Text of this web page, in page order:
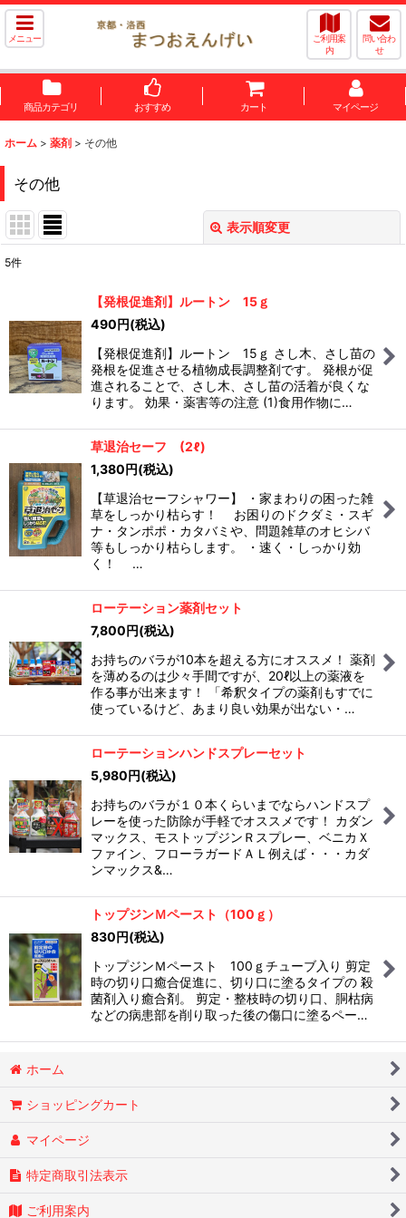
メニュー
ご利用案
内
問い合わ
せ
商品カテゴリ おすすめ カート マイページ
ホーム > 薬剤 > その他
その他
表示順変更
並び順:
絞り込む
5件
【発根促進剤】ルートン 15ｇ
490円(税込)
【発根促進剤】ルートン 15ｇ さし木、さし苗の
発根を促進させる植物成長調整剤です。 発根が促
進されることで、さし木、さし苗の活着が良くな
ります。 効果・薬害等の注意 (1)食用作物に…
草退治セーフ (2ℓ)
1,380円(税込)
【草退治セーフシャワー】 ・家まわりの困った雑
草をしっかり枯らす！ お困りのドクダミ・スギ
ナ・タンポポ・カタバミや、問題雑草のオヒシバ
等もしっかり枯らします。 ・速く・しっかり効
く！ …
ローテーション薬剤セット
7,800円(税込)
お持ちのバラが10本を超える方にオススメ！ 薬剤
を薄めるのは少々手間ですが、20ℓ以上の薬液を
作る事が出来ます！ 「希釈タイプの薬剤もすでに
使っているけど、あまり良い効果が出ない・…
ローテーションハンドスプレーセット
5,980円(税込)
お持ちのバラが１０本くらいまでならハンドスプ
レーを使った防除が手軽でオススメです！ カダン
マックス、モストップジンＲスプレー、ベニカＸ
ファイン、フローラガードＡＬ例えば・・・カダ
ンマックス&…
トップジンＭペースト（100ｇ）
830円(税込)
トップジンＭペースト 100ｇチューブ入り 剪定
時の切り口癒合促進に、切り口に塗るタイプの 殺
菌剤入り癒合剤。 剪定・整枝時の切り口、胴枯病
などの病患部を削り取った後の傷口に塗るペー…
ホーム
ショッピングカート
マイページ
特定商取引法表示
ご利用案内